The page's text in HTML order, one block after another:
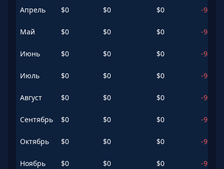
Апрель $0 $0 $0 -98.73
Май $0 $0 $0 -98.79
Июнь $0 $0 $0 -98.79
Июль $0 $0 $0 -98.82
Август $0 $0 $0 -99.15
Сентябрь $0 $0 $0 -99.16
Октябрь $0 $0 $0 -99.21
Ноябрь $0 $0 $0 -99.24